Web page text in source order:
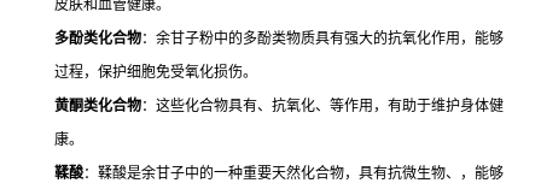
皮肤和血管健康。
多酚类化合物：余甘子粉中的多酚类物质具有强大的抗氧化作用，能够
过程，保护细胞免受氧化损伤。
黄酮类化合物：这些化合物具有、抗氧化、等作用，有助于维护身体健
康。
鞣酸：鞣酸是余甘子中的一种重要天然化合物，具有抗微生物、，能够